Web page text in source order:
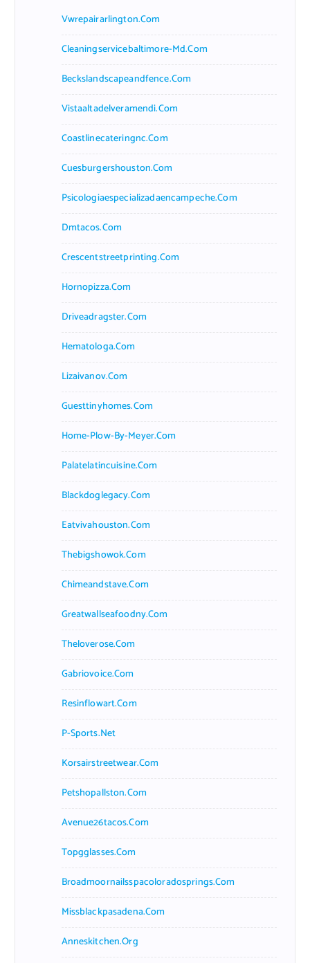
Vwrepairarlington.com
Cleaningservicebaltimore-Md.com
Beckslandscapeandfence.com
Vistaaltadelveramendi.com
Coastlinecateringnc.com
Cuesburgershouston.com
Psicologiaespecializadaencampeche.com
Dmtacos.com
Crescentstreetprinting.com
Hornopizza.com
Driveadragster.com
Hematologa.com
Lizaivanov.com
Guesttinyhomes.com
Home-Plow-By-Meyer.com
Palatelatincuisine.com
Blackdoglegacy.com
Eatvivahouston.com
Thebigshowok.com
Chimeandstave.com
Greatwallseafoodny.com
Theloverose.com
Gabriovoice.com
Resinflowart.com
P-Sports.net
Korsairstreetwear.com
Petshopallston.com
Avenue26tacos.com
Topgglasses.com
Broadmoornailsspacoloradosprings.com
Missblackpasadena.com
Anneskitchen.org